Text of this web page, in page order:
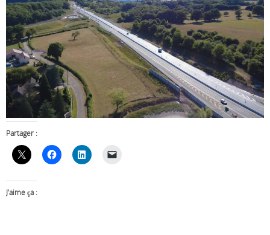
Partager :
J’aime ça :